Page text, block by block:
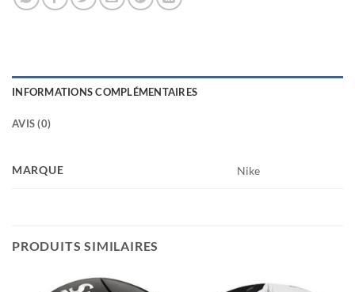
INFORMATIONS COMPLÉMENTAIRES
AVIS (0)
MARQUE Nike
PRODUITS SIMILAIRES